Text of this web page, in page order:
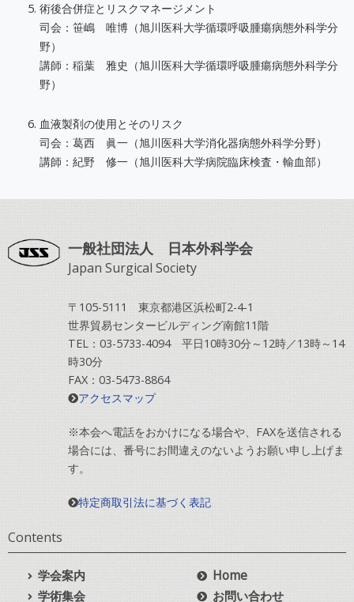
術後合併症とリスクマネージメント
司会：笹嶋 唯博（旭川医科大学循環呼吸腫瘍病態外科学分
野）
講師：稲葉 雅史（旭川医科大学循環呼吸腫瘍病態外科学分
野）
血液製剤の使用とそのリスク
司会：葛西 眞一（旭川医科大学消化器病態外科学分野）
講師：紀野 修一（旭川医科大学病院臨床検査・輸血部）
一般社団法人 日本外科学会
Japan Surgical Society
〒105-5111 東京都港区浜松町2-4-1
世界貿易センタービルディング南館11階
TEL：03-5733-4094 平日10時30分～12時／13時～14
時30分
FAX：03-5473-8864
アクセスマップ
※本会へ電話をおかけになる場合や、FAXを送信される
場合には、番号にお間違えのないようお願い申し上げま
す。
特定商取引法に基づく表記
Contents
学会案内
学術集会
Home
お問い合わせ